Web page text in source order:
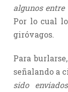
algunos
Por lo cual
giróvagos.
Para
señalando a
sido